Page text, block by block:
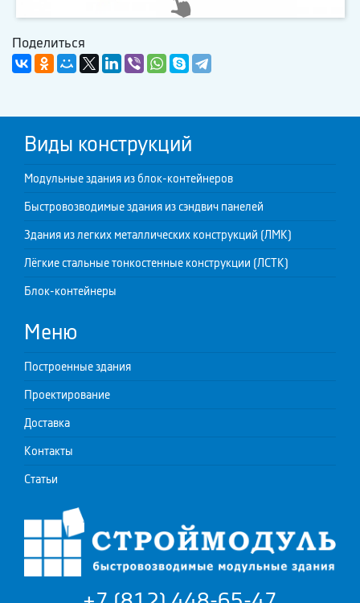
Поделиться
Виды конструкций
Модульные здания из блок-контейнеров
Быстровозводимые здания из сэндвич панелей
Здания из легких металлических конструкций (ЛМК)
Лёгкие стальные тонкостенные конструкции (ЛСТК)
Блок-контейнеры
Меню
Построенные здания
Проектирование
Доставка
Контакты
Статьи